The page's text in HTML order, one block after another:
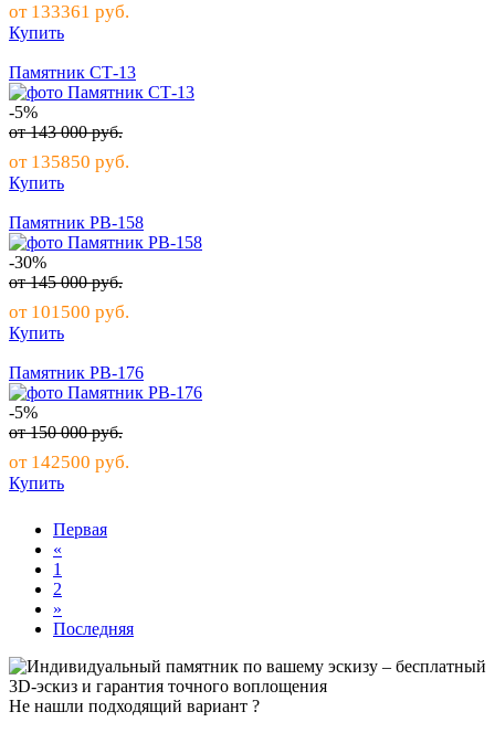
от 133361 руб.
Купить
Памятник СТ-13
-5%
от143 000руб.
от 135850 руб.
Купить
Памятник РВ-158
-30%
от145 000руб.
от 101500 руб.
Купить
Памятник РВ-176
-5%
от150 000руб.
от 142500 руб.
Купить
Первая
«
1
2
»
Последняя
Не нашли подходящий вариант ?